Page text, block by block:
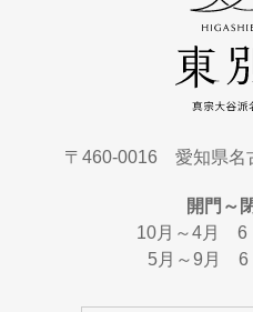
〒460-0016 愛知県名
開門～
10月～4月 6
5月～9月 6